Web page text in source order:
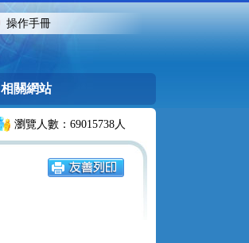
操作手冊
相關網站
瀏覽人數：69015738人